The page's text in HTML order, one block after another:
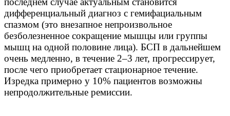
дифференциальный диагноз с гемифациальным
спазмом (это внезапное непроизвольное
безболезненное сокращение мышцы или группы
мышц на одной половине лица). БСП в дальнейшем
очень медленно, в течение 2–3 лет, прогрессирует,
после чего приобретает стационарное течение.
Изредка примерно у 10% пациентов возможны
непродолжительные ремиссии.